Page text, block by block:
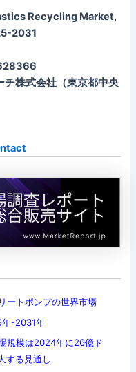
Recycling Market,
2031
株式会社（東京都中央
ートポンプの世界市場
年-2031年
規模は2024年に26億ド
する見通し